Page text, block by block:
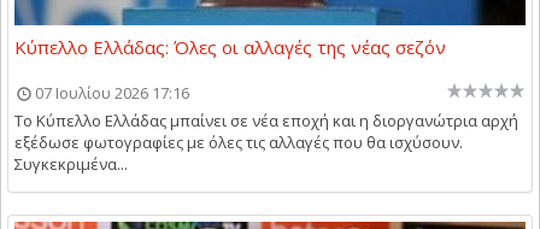
Κύπελλο Ελλάδας: Όλες οι αλλαγές της νέας σεζόν
07 Ιουλίου 2026 17:16
Το Κύπελλο Ελλάδας μπαίνει σε νέα εποχή και η διοργανώτρια αρχή
εξέδωσε φωτογραφίες με όλες τις αλλαγές που θα ισχύσουν.
Συγκεκριμένα...